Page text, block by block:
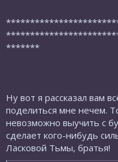
*******
Ну вот я рассказал вам
поделиться мне нечем.
невозможно выучить с
сделает кого-нибудь
Ласковой Тьмы, братья!